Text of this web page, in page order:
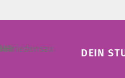
DEIN